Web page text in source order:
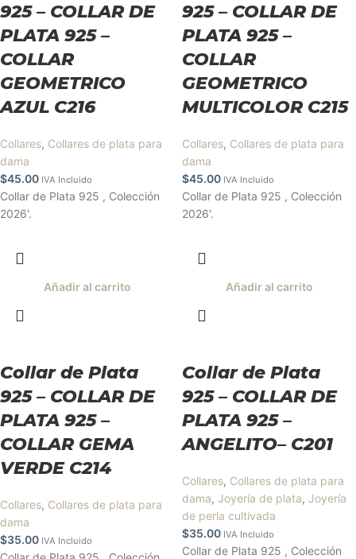
925 – COLLAR DE
PLATA 925 –
COLLAR
GEOMETRICO
AZUL C216
Collares, Collares de plata para
dama
$45.00 IVA Incluido
Collar de Plata 925 , Colección
2026'.
Añadir al carrito
925 – COLLAR DE
PLATA 925 –
COLLAR
GEOMETRICO
MULTICOLOR C215
Collares, Collares de plata para
dama
$45.00 IVA Incluido
Collar de Plata 925 , Colección
2026'.
Añadir al carrito
Collar de Plata
925 – COLLAR DE
PLATA 925 –
COLLAR GEMA
VERDE C214
Collares, Collares de plata para
dama
$35.00 IVA Incluido
Collar de Plata
925 – COLLAR DE
PLATA 925 –
ANGELITO– C201
Collares, Collares de plata para
dama, Joyería de plata, Joyería
de perla cultivada
$35.00 IVA Incluido
Collar de Plata 925 , Colección